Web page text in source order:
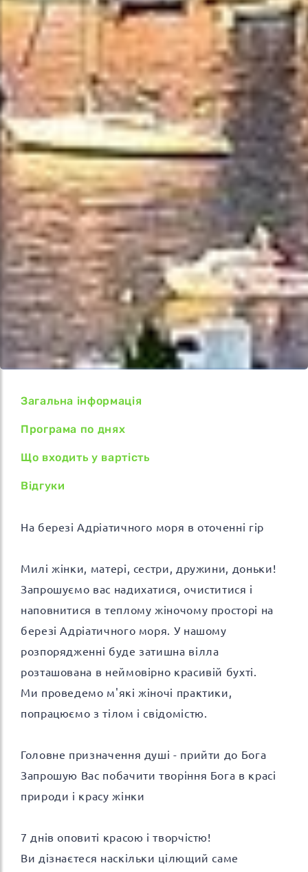
Загальна інформація
Програма по днях
Що входить у вартість
Відгуки
На березі Адріатичного моря в оточенні гір
Милі жінки, матері, сестри, дружини, доньки!
Запрошуємо вас надихатися, очиститися і
наповнитися в теплому жіночому просторі на
березі Адріатичного моря. У нашому
розпорядженні буде затишна вілла
розташована в неймовірно красивій бухті.
Ми проведемо м'які жіночі практики,
попрацюємо з тілом і свідомістю.
Головне призначення душі - прийти до Бога
Запрошую Вас побачити творіння Бога в красі
природи і красу жінки
7 днів оповиті красою і творчістю!
Ви дізнаєтеся наскільки цілющий саме